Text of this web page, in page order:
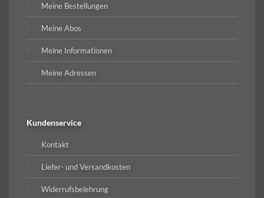
Meine Bestellungen
Meine Abos
Meine Informationen
Meine Adressen
Kundenservice
Kontakt
Liefer- und Versandkosten
Widerrufsbelehrung